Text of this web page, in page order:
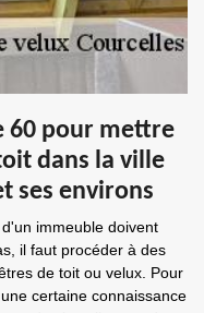
60 pour mettre
dans la ville
ses environs
immeuble doivent
il faut procéder à des
de toit ou velux. Pour
certaine connaissance